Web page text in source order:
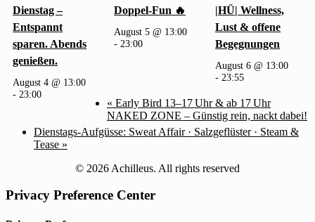
Dienstag –
Entspannt
sparen. Abends
genießen.
August 4 @ 13:00
- 23:00
Doppel-Fun 🔥
August 5 @ 13:00
- 23:00
|HÜ| Wellness,
Lust & offene
Begegnungen
August 6 @ 13:00
- 23:55
« Early Bird 13–17 Uhr & ab 17 Uhr
NAKED ZONE – Günstig rein, nackt dabei!
Dienstags-Aufgüsse: Sweat Affair · Salzgeflüster · Steam &
Tease »
© 2026 Achilleus. All rights reserved
Privacy Preference Center